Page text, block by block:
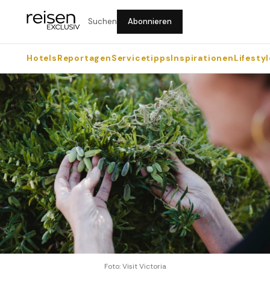
Suchen Abonnieren
HotelsReportagenServicetippsInspirationen
Foto: Visit Victoria